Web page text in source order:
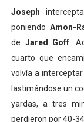
Joseph
poniendoAmon-
de Jared Goff .
cuarto que
volvía a
lastimándose un
yardas, a tres
perdieron por 40-34.